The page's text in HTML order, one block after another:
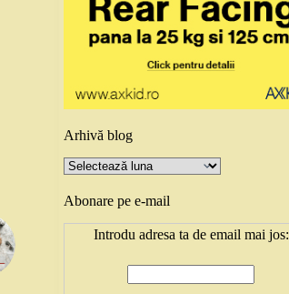
Arhivă blog
Arhivă
blog
Abonare pe e-mail
Introdu adresa ta de email mai jos: